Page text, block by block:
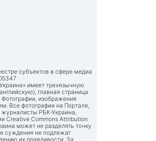
субъектов в сфере медиа
имеет трехязычную
главная страница
Фотографии, изображения
Все фотографии на Портале,
РБК-Украина,
Creative Commons Attribution
может не разделять точку
суждения не подлежат
их правдивости. За